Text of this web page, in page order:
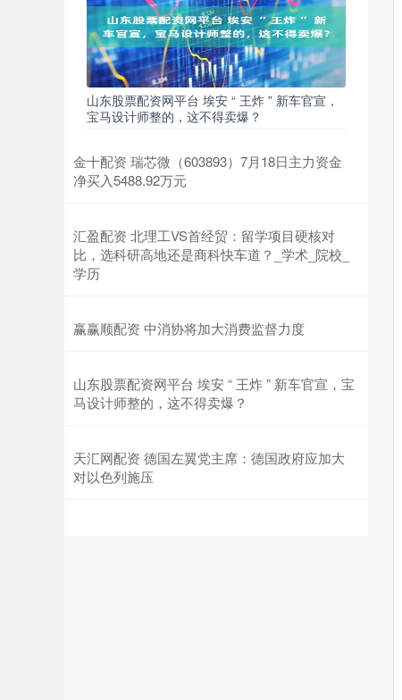
山东股票配资网平台 埃安 “ 王炸 ” 新车官宣，
宝马设计师整的，这不得卖爆？
金十配资 瑞芯微（603893）7月18日主力资金
净买入5488.92万元
汇盈配资 北理工VS首经贸：留学项目硬核对
比，选科研高地还是商科快车道？_学术_院校_
学历
赢赢顺配资 中消协将加大消费监督力度
山东股票配资网平台 埃安 “ 王炸 ” 新车官宣，宝
马设计师整的，这不得卖爆？
天汇网配资 德国左翼党主席：德国政府应加大
对以色列施压